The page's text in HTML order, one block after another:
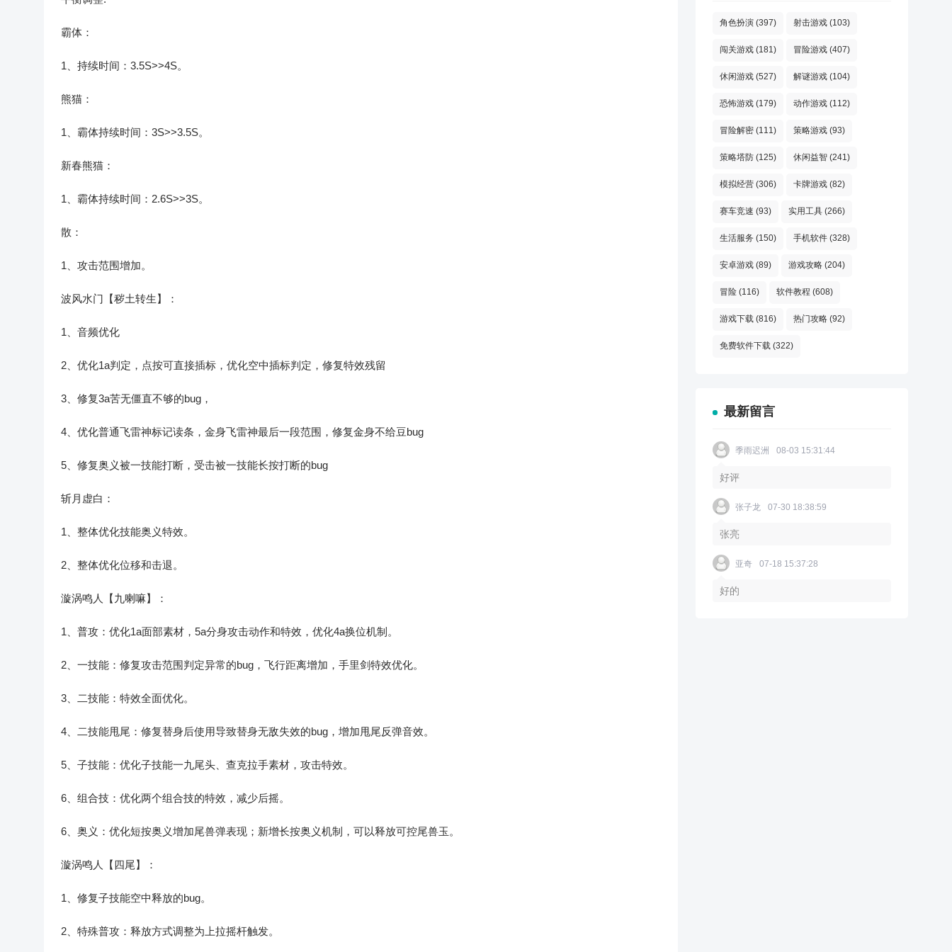
霸体：
1、持续时间：3.5S>>4S。
熊猫：
1、霸体持续时间：3S>>3.5S。
新春熊猫：
1、霸体持续时间：2.6S>>3S。
散：
1、攻击范围增加。
波风水门【秽土转生】：
1、音频优化
2、优化1a判定，点按可直接插标，优化空中插标判定，修复特效残留
3、修复3a苦无僵直不够的bug，
4、优化普通飞雷神标记读条，金身飞雷神最后一段范围，修复金身不给豆bug
5、修复奥义被一技能打断，受击被一技能长按打断的bug
斩月虚白：
1、整体优化技能奥义特效。
2、整体优化位移和击退。
漩涡鸣人【九喇嘛】：
1、普攻：优化1a面部素材，5a分身攻击动作和特效，优化4a换位机制。
2、一技能：修复攻击范围判定异常的bug，飞行距离增加，手里剑特效优化。
3、二技能：特效全面优化。
4、二技能甩尾：修复替身后使用导致替身无敌失效的bug，增加甩尾反弹音效。
5、子技能：优化子技能一九尾头、查克拉手素材，攻击特效。
6、组合技：优化两个组合技的特效，减少后摇。
6、奥义：优化短按奥义增加尾兽弹表现；新增长按奥义机制，可以释放可控尾兽玉。
漩涡鸣人【四尾】：
1、修复子技能空中释放的bug。
2、特殊普攻：释放方式调整为上拉摇杆触发。
角色扮演 (397) 射击游戏 (103)
闯关游戏 (181) 冒险游戏 (407)
休闲游戏 (527) 解谜游戏 (104)
恐怖游戏 (179) 动作游戏 (112)
冒险解密 (111) 策略游戏 (93)
策略塔防 (125) 休闲益智 (241)
模拟经营 (306) 卡牌游戏 (82)
赛车竞速 (93) 实用工具 (266)
生活服务 (150) 手机软件 (328)
安卓游戏 (89) 游戏攻略 (204)
冒险 (116) 软件教程 (608)
游戏下载 (816) 热门攻略 (92)
免费软件下载 (322)
最新留言
季雨迟洲 08-03 15:31:44
好评
张子龙 07-30 18:38:59
张亮
亚奇 07-18 15:37:28
好的